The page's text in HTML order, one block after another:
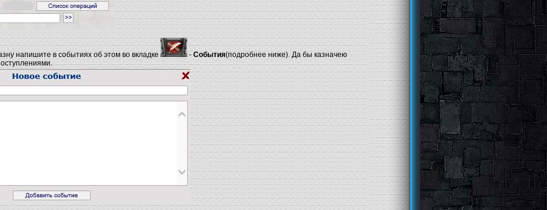
напишите в событиях об этом во вкладке - События(подробнее ниже). Да бы казначею